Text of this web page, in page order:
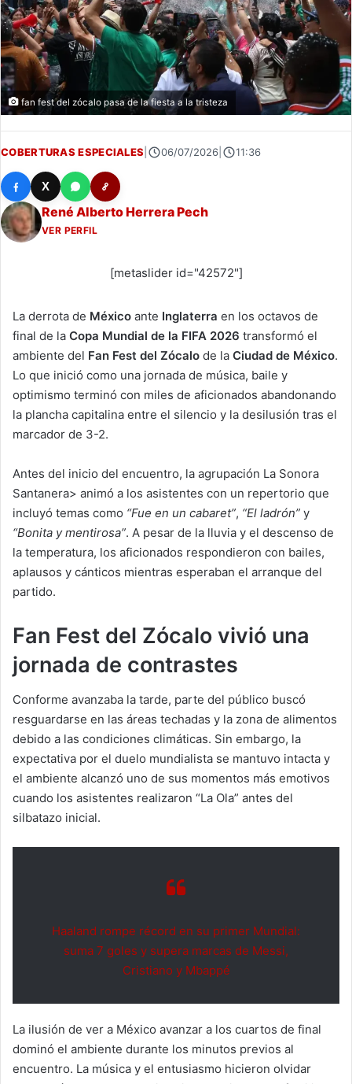
fan fest del zócalo pasa de la fiesta a la tristeza
COBERTURAS ESPECIALES 06/07/2026 11:36
X
René Alberto Herrera Pech
VER PERFIL
[metaslider id="42572"]
La derrota de México ante Inglaterra en los octavos de
final de la Copa Mundial de la FIFA 2026 transformó el
ambiente del Fan Fest del Zócalo de la Ciudad de México.
Lo que inició como una jornada de música, baile y
optimismo terminó con miles de aficionados abandonando
la plancha capitalina entre el silencio y la desilusión tras el
marcador de 3-2.
Antes del inicio del encuentro, la agrupación La Sonora
Santanera> animó a los asistentes con un repertorio que
incluyó temas como “Fue en un cabaret”, “El ladrón” y
“Bonita y mentirosa”. A pesar de la lluvia y el descenso de
la temperatura, los aficionados respondieron con bailes,
aplausos y cánticos mientras esperaban el arranque del
partido.
Fan Fest del Zócalo vivió una
jornada de contrastes
Conforme avanzaba la tarde, parte del público buscó
resguardarse en las áreas techadas y la zona de alimentos
debido a las condiciones climáticas. Sin embargo, la
expectativa por el duelo mundialista se mantuvo intacta y
el ambiente alcanzó uno de sus momentos más emotivos
cuando los asistentes realizaron “La Ola” antes del
silbatazo inicial.
Haaland rompe récord en su primer Mundial:
suma 7 goles y supera marcas de Messi,
Cristiano y Mbappé
La ilusión de ver a México avanzar a los cuartos de final
dominó el ambiente durante los minutos previos al
encuentro. La música y el entusiasmo hicieron olvidar